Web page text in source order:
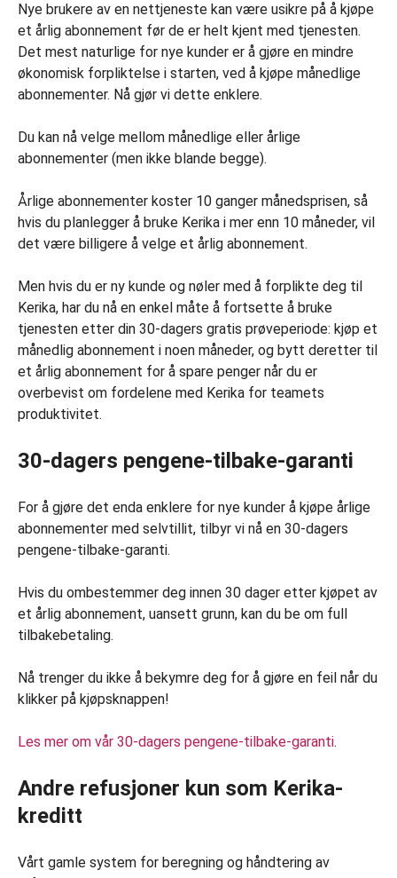
Nye brukere av en nettjeneste kan være usikre på å kjøpe
et årlig abonnement før de er helt kjent med tjenesten.
Det mest naturlige for nye kunder er å gjøre en mindre
økonomisk forpliktelse i starten, ved å kjøpe månedlige
abonnementer. Nå gjør vi dette enklere.
Du kan nå velge mellom månedlige eller årlige
abonnementer (men ikke blande begge).
Årlige abonnementer koster 10 ganger månedsprisen, så
hvis du planlegger å bruke Kerika i mer enn 10 måneder, vil
det være billigere å velge et årlig abonnement.
Men hvis du er ny kunde og nøler med å forplikte deg til
Kerika, har du nå en enkel måte å fortsette å bruke
tjenesten etter din 30-dagers gratis prøveperiode: kjøp et
månedlig abonnement i noen måneder, og bytt deretter til
et årlig abonnement for å spare penger når du er
overbevist om fordelene med Kerika for teamets
produktivitet.
30-dagers pengene-tilbake-garanti
For å gjøre det enda enklere for nye kunder å kjøpe årlige
abonnementer med selvtillit, tilbyr vi nå en 30-dagers
pengene-tilbake-garanti.
Hvis du ombestemmer deg innen 30 dager etter kjøpet av
et årlig abonnement, uansett grunn, kan du be om full
tilbakebetaling.
Nå trenger du ikke å bekymre deg for å gjøre en feil når du
klikker på kjøpsknappen!
Les mer om vår 30-dagers pengene-tilbake-garanti.
Andre refusjoner kun som Kerika-
kreditt
Vårt gamle system for beregning og håndtering av